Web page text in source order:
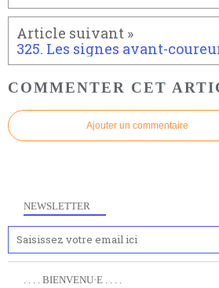
COMMENTER CET
Ajouter un commentaire
NEWSLETTER
. . . . BIENVENU·E . . . .